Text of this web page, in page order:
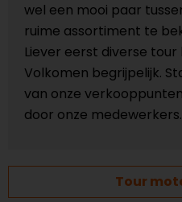
wel een mooi paar
ruime assortiment te
Liever eerst diverse
Volkomen begrijpelijk.
van onze
door onze medewerkers.
Tour